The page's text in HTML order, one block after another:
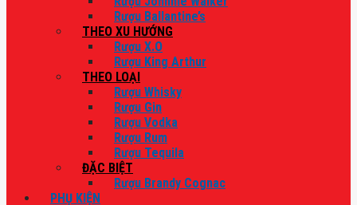
Rượu Ballantine’s
THEO XU HƯỚNG
Rượu X.O
Rượu King Arthur
THEO LOẠI
Rượu Whisky
Rượu Gin
Rượu Vodka
Rượu Rum
Rượu Tequila
ĐẶC BIỆT
Rượu Brandy Cognac
PHỤ KIỆN